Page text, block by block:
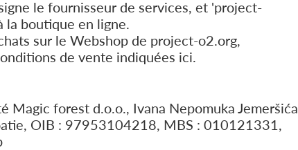
le fournisseur de services, et 'project-
la boutique en ligne.
sur le Webshop de project-o2.org,
de vente indiquées ici.
Magic forest d.o.o., Ivana Nepomuka Jemeršića
OIB : 97953104218, MBS : 010121331,